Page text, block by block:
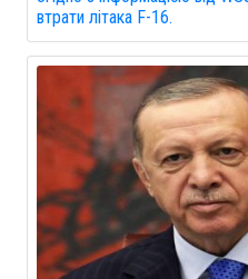
втрати літака F-16.